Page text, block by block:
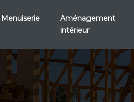
Menuiserie
Aménagement
intérieur